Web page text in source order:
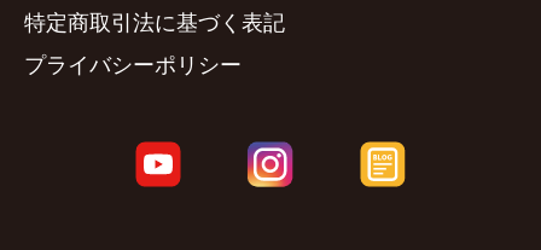
特定商取引法に基づく表記
プライバシーポリシー